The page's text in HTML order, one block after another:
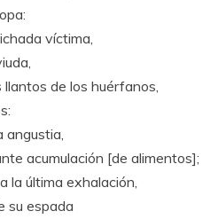
víctima,
de los huérfanos,
angustia,
acumulación [de alimentos];
la última exhalación,
su espada